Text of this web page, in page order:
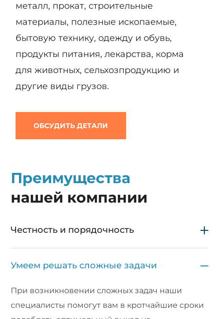
металл, прокат, строительные
материалы, полезные ископаемые,
бытовую технику, одежду и обувь,
продукты питания, лекарства, корма
для животных, сельхозпродукцию и
другие виды грузов.
ОБСУДИТЬ ДЕТАЛИ
Преимущества
нашей компании
Честность и порядочность
Умеем решать сложные задачи
При возникновении сложных задач наши
специалисты помогут вам в кротчайшие сроки